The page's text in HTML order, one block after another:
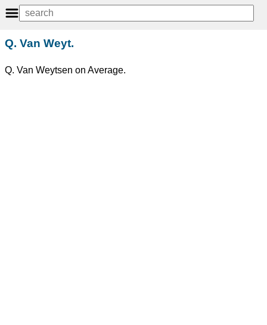
Q. Van Weyt.
Q. Van Weytsen on Average.